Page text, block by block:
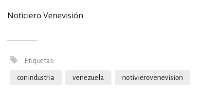
Noticiero Venevisión
Etiquetas:
conindustria venezuela notivierovenevision